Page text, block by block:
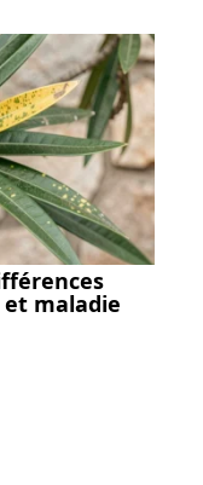
maladie